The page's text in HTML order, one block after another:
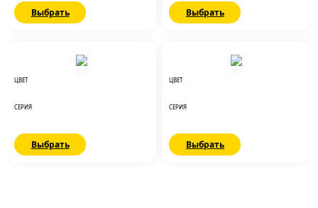
Выбрать Выбрать
ЦВЕТ
СЕРИЯ
Выбрать
ЦВЕТ
СЕРИЯ
Выбрать